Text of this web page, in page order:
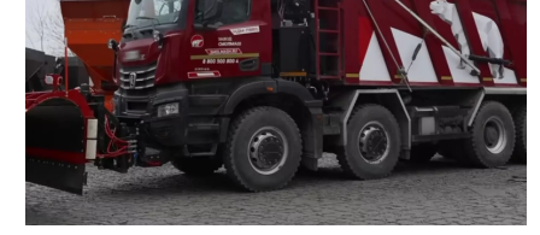
Цена по запросу
Производитель
Экологический класс
Грузоподъемность, кг
Вместимость кузова, м3
Направление разгрузки